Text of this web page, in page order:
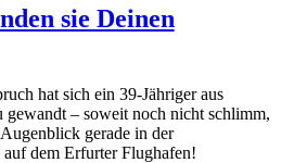
sie Deinen
hat sich ein 39-Jähriger aus
gewandt – soweit noch nicht schlimm,
gerade in der
auf dem Erfurter Flughafen!